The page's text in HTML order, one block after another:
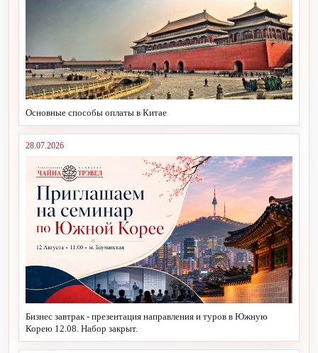
Основные способы оплаты в Китае
28.07.2026
Бизнес завтрак - презентация направления и туров в Южную
Корею 12.08. Набор закрыт.